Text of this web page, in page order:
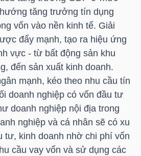
tăng trưởng tín dụng
vốn vào nền kinh tế. Giải
đẩy mạnh, tạo ra hiệu ứng
vực - từ bất động sản khu
đến sản xuất kinh doanh.
mạnh, kéo theo nhu cầu tín
doanh nghiệp có vốn đầu tư
doanh nghiệp nội địa trong
nghiệp và cá nhân sẽ có xu
tư, kinh doanh nhờ chi phí vốn
cầu vay vốn và sử dụng các